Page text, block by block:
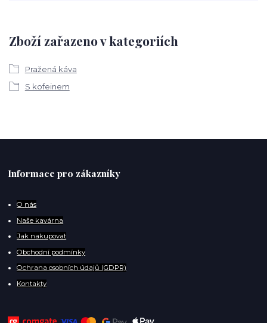
Zboží zařazeno v kategoriích
Pražená káva
S kofeinem
Informace pro zákazníky
O nás
Naše kavárna
Jak nakupovat
Obchodní podmínky
Ochrana osobních údajů (GDPR)
Kontakty